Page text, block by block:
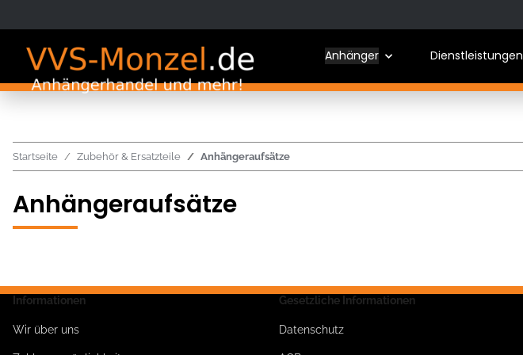
Anhänger Dienstleistungen
Startseite Zubehör & Ersatzteile Anhängeraufsätze
Anhängeraufsätze
Informationen
Wir über uns
Gesetzliche Informationen
Datenschutz